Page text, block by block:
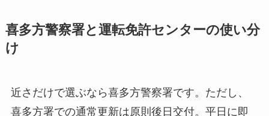
喜多方警察署と運転免許センターの使い分
け
近さだけで選ぶなら喜多方警察署です。ただし、
喜多方署での通常更新は原則後日交付。平日に即